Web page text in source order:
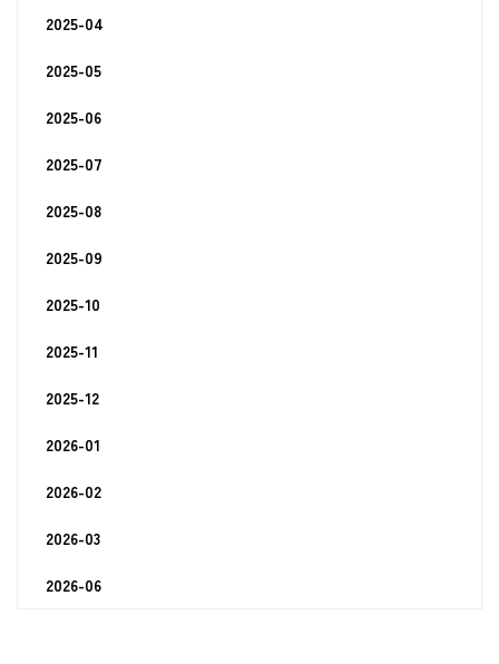
2025-04
2025-05
2025-06
2025-07
2025-08
2025-09
2025-10
2025-11
2025-12
2026-01
2026-02
2026-03
2026-06